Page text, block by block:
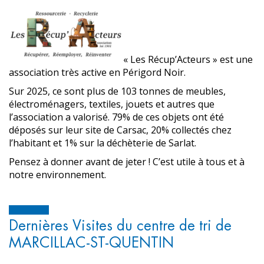
« Les Récup’Acteurs » est une
association très active en Périgord Noir.
Sur 2025, ce sont plus de 103 tonnes de meubles,
électroménagers, textiles, jouets et autres que
l’association a valorisé. 79% de ces objets ont été
déposés sur leur site de Carsac, 20% collectés chez
l’habitant et 1% sur la déchèterie de Sarlat.
Pensez à donner avant de jeter ! C’est utile à tous et à
notre environnement.
Dernières Visites du centre de tri de
MARCILLAC-ST-QUENTIN